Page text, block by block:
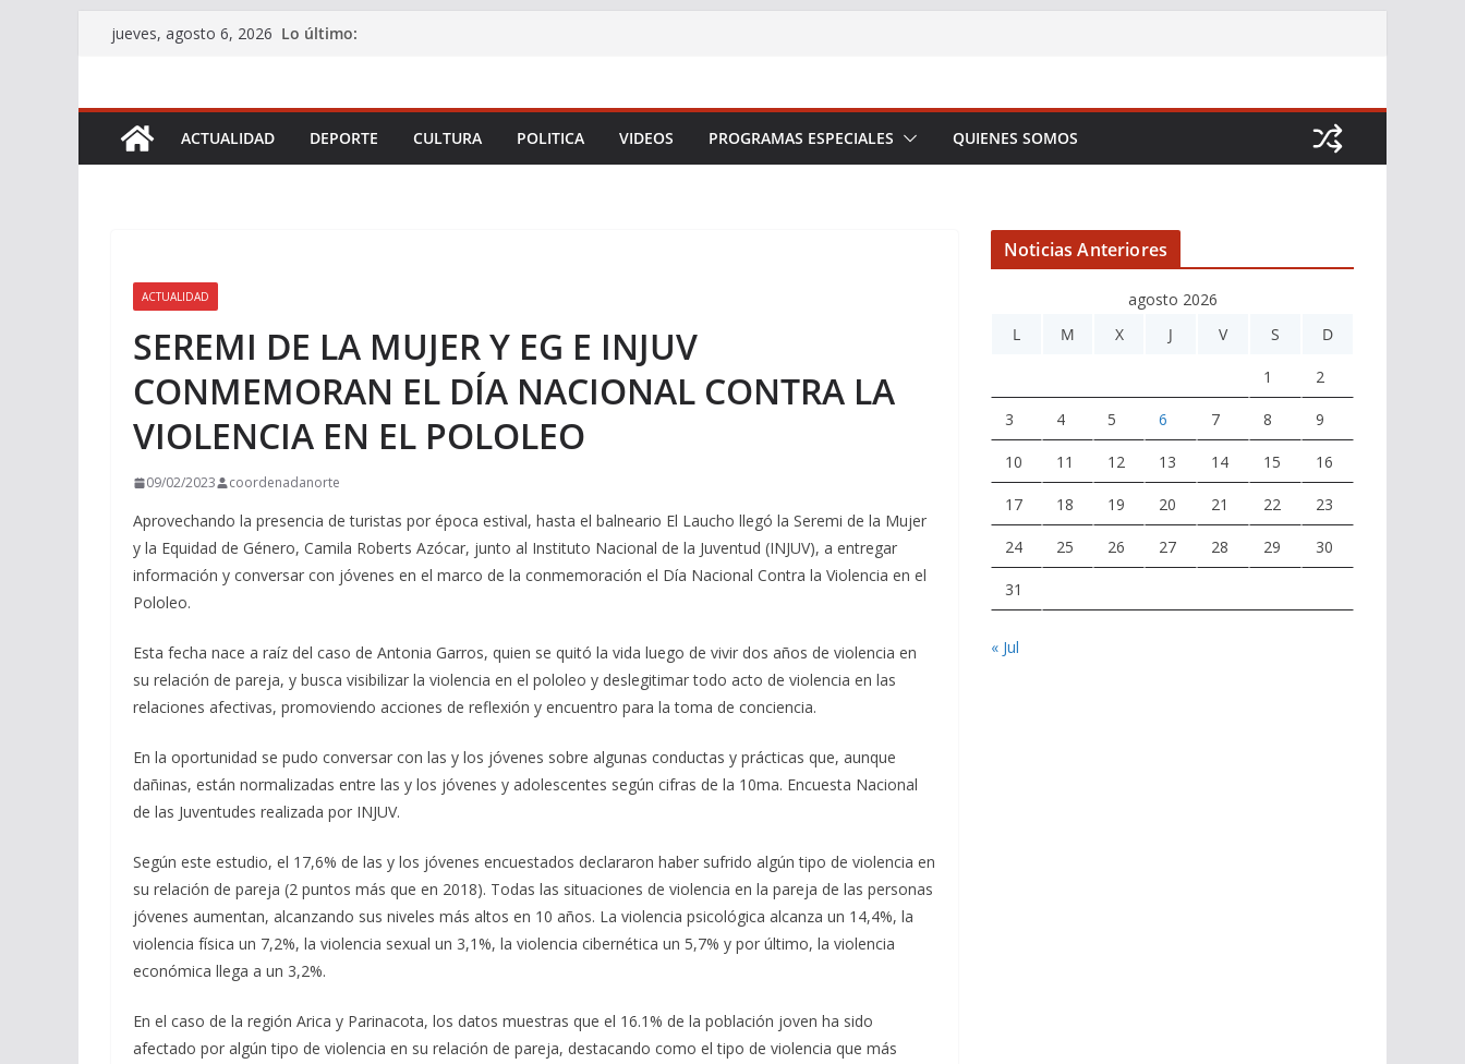
Saltarjueves, agosto 6, 2026 Lo último:
ACTUALIDAD DEPORTE CULTURA POLITICA VIDEOS PROGRAMAS ESPECIALES QUIENES SOMOS
ACTUALIDAD
SEREMI DE LA MUJER Y EG E INJUV
CONMEMORAN EL DÍA NACIONAL CONTRA LA
VIOLENCIA EN EL POLOLEO
09/02/2023 coordenadanorte
Aprovechando la presencia de turistas por época estival, hasta el balneario El Laucho llegó la Seremi de la Mujer
y la Equidad de Género, Camila Roberts Azócar, junto al Instituto Nacional de la Juventud (INJUV), a entregar
información y conversar con jóvenes en el marco de la conmemoración el Día Nacional Contra la Violencia en el
Pololeo.
Esta fecha nace a raíz del caso de Antonia Garros, quien se quitó la vida luego de vivir dos años de violencia en
su relación de pareja, y busca visibilizar la violencia en el pololeo y deslegitimar todo acto de violencia en las
relaciones afectivas, promoviendo acciones de reflexión y encuentro para la toma de conciencia.
En la oportunidad se pudo conversar con las y los jóvenes sobre algunas conductas y prácticas que, aunque
dañinas, están normalizadas entre las y los jóvenes y adolescentes según cifras de la 10ma. Encuesta Nacional
de las Juventudes realizada por INJUV.
Según este estudio, el 17,6% de las y los jóvenes encuestados declararon haber sufrido algún tipo de violencia en
su relación de pareja (2 puntos más que en 2018). Todas las situaciones de violencia en la pareja de las personas
jóvenes aumentan, alcanzando sus niveles más altos en 10 años. La violencia psicológica alcanza un 14,4%, la
violencia física un 7,2%, la violencia sexual un 3,1%, la violencia cibernética un 5,7% y por último, la violencia
económica llega a un 3,2%.
En el caso de la región Arica y Parinacota, los datos muestras que el 16.1% de la población joven ha sido
afectado por algún tipo de violencia en su relación de pareja, destacando como el tipo de violencia que más
Noticias Anteriores
agosto 2026
L
M X J V S D
1 2
3 4 5 6 7 8 9
10 11 12 13 14 15 16
17 18 19 20 21 22 23
24 25 26 27 28 29 30
31
« Jul